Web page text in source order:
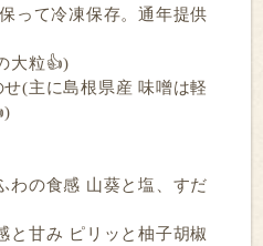
って冷凍保存。通年提供
大粒👍)
せ(主に島根県産 味噌は軽
わの食感 山葵と塩、すだ
と甘み ピリッと柚子胡椒